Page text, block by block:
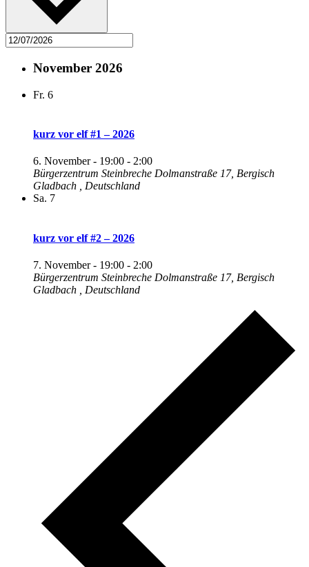
November 2026
Fr. 6
kurz vor elf #1 – 2026
6. November - 19:00 - 2:00
Bürgerzentrum Steinbreche Dolmanstraße 17, Bergisch
Gladbach , Deutschland
Sa. 7
kurz vor elf #2 – 2026
7. November - 19:00 - 2:00
Bürgerzentrum Steinbreche Dolmanstraße 17, Bergisch
Gladbach , Deutschland